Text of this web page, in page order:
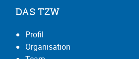
DAS TZW
Profil
Organisation